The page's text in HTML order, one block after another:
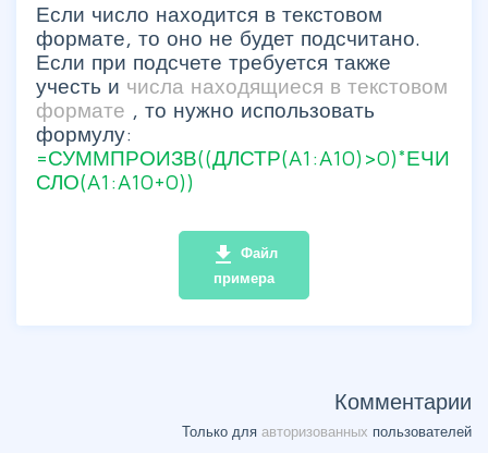
Если число находится в текстовом
формате, то оно не будет подсчитано.
Если при подсчете требуется также
учесть и числа находящиеся в текстовом
формате , то нужно использовать
формулу:
=СУММПРОИЗВ((ДЛСТР(A1:A10)>0)*ЕЧИ
СЛО(A1:A10+0))
file_download Файл
примера
Комментарии
Только для авторизованных пользователей